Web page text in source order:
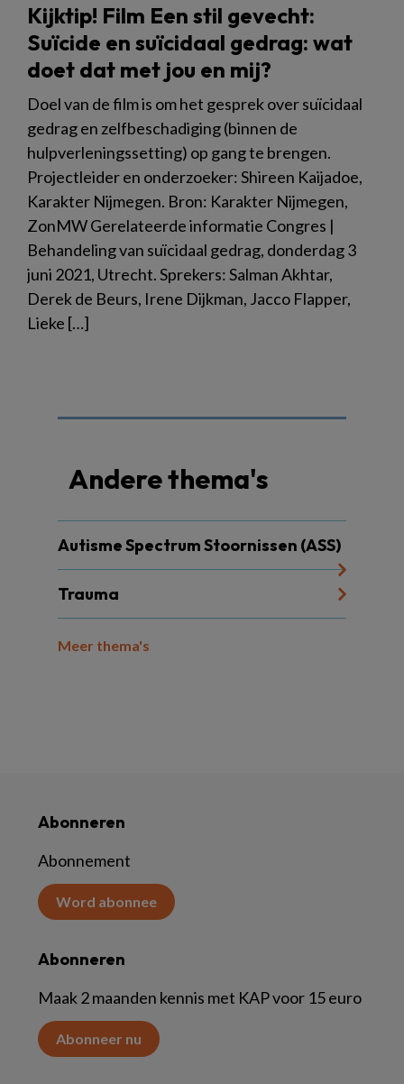
Kijktip! Film Een stil gevecht:
Suïcide en suïcidaal gedrag: wat
doet dat met jou en mij?
Doel van de film is om het gesprek over suïcidaal
gedrag en zelfbeschadiging (binnen de
hulpverleningssetting) op gang te brengen.
Projectleider en onderzoeker: Shireen Kaijadoe,
Karakter Nijmegen. Bron: Karakter Nijmegen,
ZonMW Gerelateerde informatie Congres |
Behandeling van suïcidaal gedrag, donderdag 3
juni 2021, Utrecht. Sprekers: Salman Akhtar,
Derek de Beurs, Irene Dijkman, Jacco Flapper,
Lieke […]
Andere thema's
Autisme Spectrum Stoornissen (ASS)
Trauma
Meer thema's
Abonneren
Abonnement
Word abonnee
Abonneren
Maak 2 maanden kennis met KAP voor 15 euro
Abonneer nu